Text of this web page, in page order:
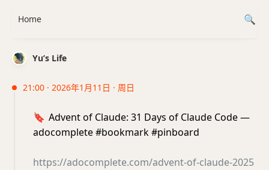
Yu’s Life
21:00 · 2026年1月11日 · 周日
🔖 Advent of Claude: 31 Days of Claude Code —
adocomplete #bookmark #pinboard
https://adocomplete.com/advent-of-claude-2025
Home